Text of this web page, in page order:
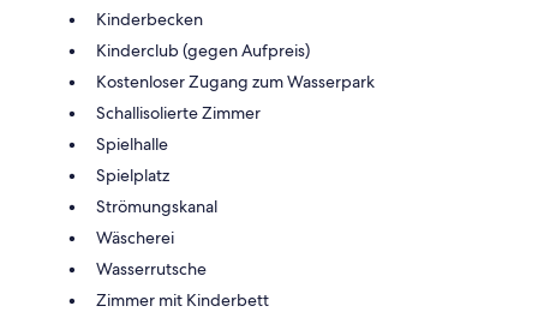
Kinderbecken
Kinderclub (gegen Aufpreis)
Kostenloser Zugang zum Wasserpark
Schallisolierte Zimmer
Spielhalle
Spielplatz
Strömungskanal
Wäscherei
Wasserrutsche
Zimmer mit Kinderbett